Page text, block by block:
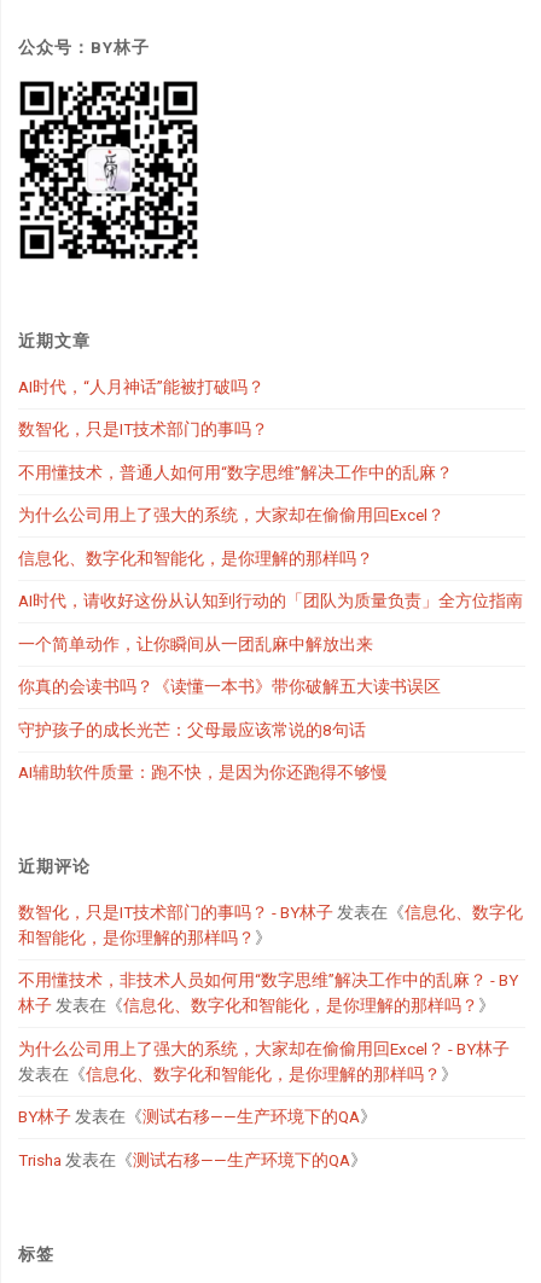
公众号：BY林子
近期文章
AI时代，“人月神话”能被打破吗？
数智化，只是IT技术部门的事吗？
不用懂技术，普通人如何用“数字思维”解决工作中的乱麻？
为什么公司用上了强大的系统，大家却在偷偷用回Excel？
信息化、数字化和智能化，是你理解的那样吗？
AI时代，请收好这份从认知到行动的「团队为质量负责」全方位指南
一个简单动作，让你瞬间从一团乱麻中解放出来
你真的会读书吗？《读懂一本书》带你破解五大读书误区
守护孩子的成长光芒：父母最应该常说的8句话
AI辅助软件质量：跑不快，是因为你还跑得不够慢
近期评论
数智化，只是IT技术部门的事吗？ - BY林子发表在《信息化、数字化
和智能化，是你理解的那样吗？ 》
不用懂技术，非技术人员如何用“数字思维”解决工作中的乱麻？ - BY
林子发表在《信息化、数字化和智能化，是你理解的那样吗？ 》
为什么公司用上了强大的系统，大家却在偷偷用回Excel？ - BY林子
发表在《信息化、数字化和智能化，是你理解的那样吗？ 》
BY林子发表在《测试右移——生产环境下的QA》
Trisha 发表在《测试右移——生产环境下的QA》
标签